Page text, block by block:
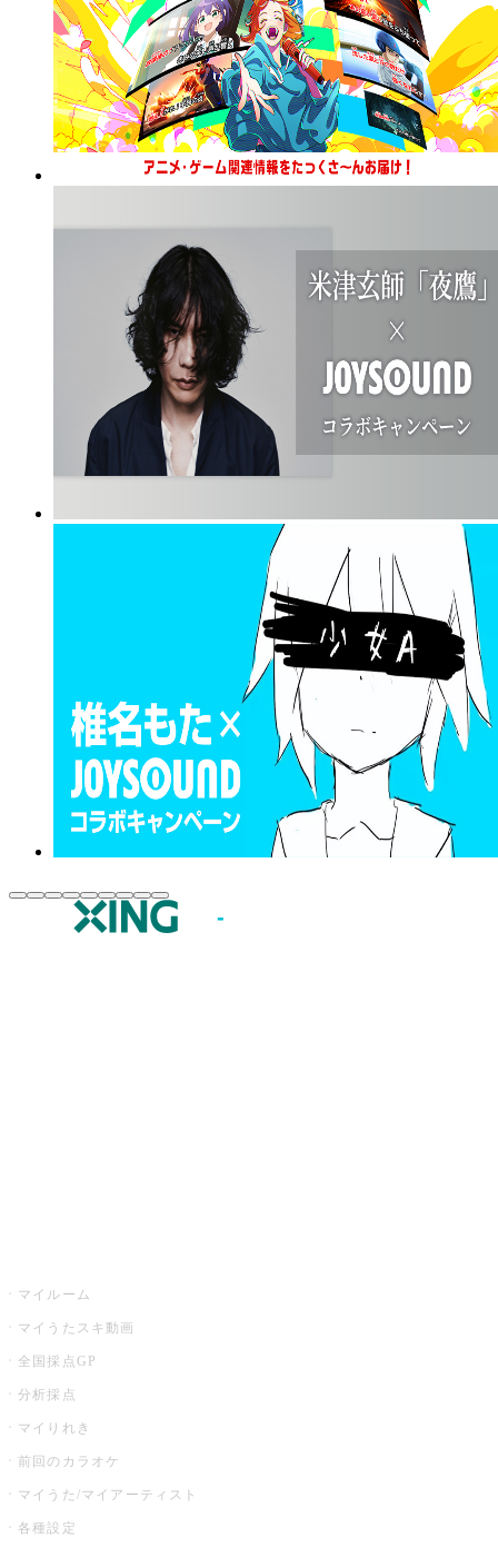
マイルーム
マイうたスキ動画
全国採点GP
分析採点
マイりれき
前回のカラオケ
マイうた/マイアーティスト
各種設定